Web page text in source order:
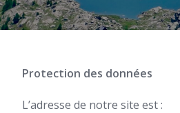
Protection des données
L’adresse de notre site est :